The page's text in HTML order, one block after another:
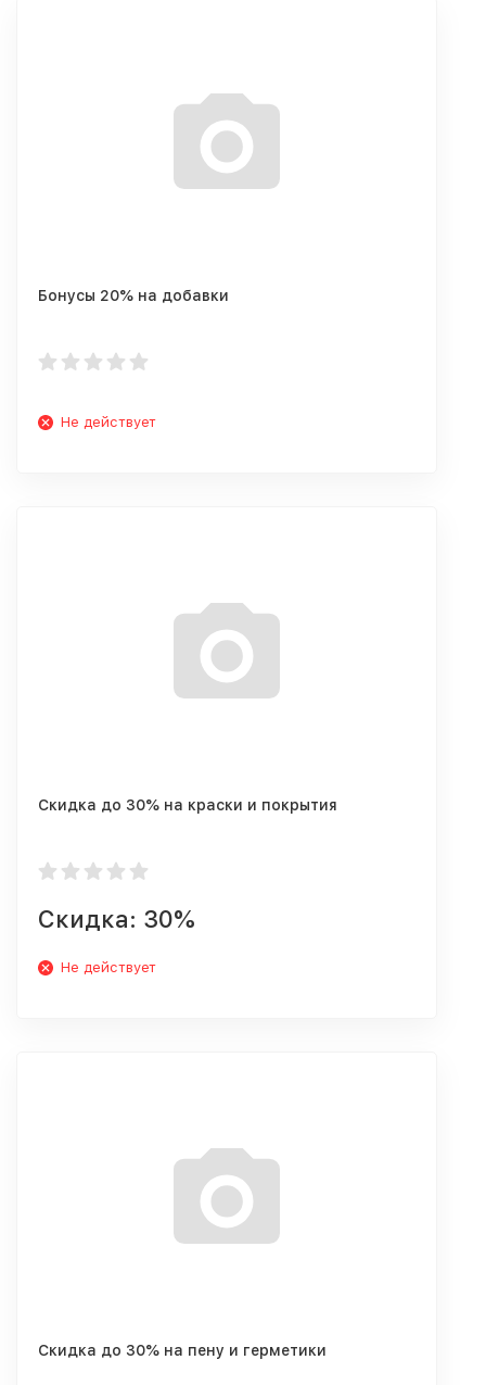
Бонусы 20% на добавки
Не действует
Скидка до 30% на краски и покрытия
Скидка: 30%
Не действует
Скидка до 30% на пену и герметики